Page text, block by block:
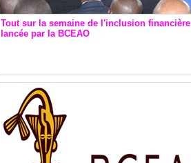
Tout sur la semaine de l'inclusion financière
lancée par la BCEAO